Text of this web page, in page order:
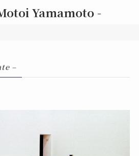
Yamamoto -
–